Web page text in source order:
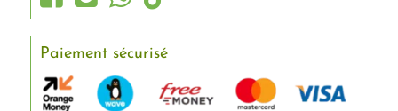
Paiement sécurisé